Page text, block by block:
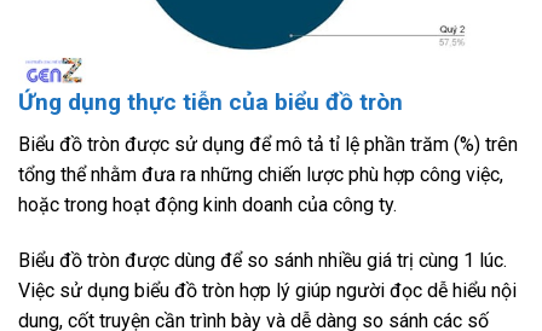
Ứng dụng thực tiễn của biểu đồ tròn
Biểu đồ tròn được sử dụng để mô tả tỉ lệ phần trăm (%) trên
tổng thể nhằm đưa ra những chiến lược phù hợp công việc,
hoặc trong hoạt động kinh doanh của công ty.
Biểu đồ tròn được dùng để so sánh nhiều giá trị cùng 1 lúc.
Việc sử dụng biểu đồ tròn hợp lý giúp người đọc dễ hiểu nội
dung, cốt truyện cần trình bày và dễ dàng so sánh các số